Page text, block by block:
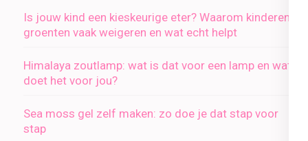
Is jouw kind een kieskeurige eter? Waarom kinderen
groenten vaak weigeren en wat echt helpt
Himalaya zoutlamp: wat is dat voor een lamp en wat
doet het voor jou?
Sea moss gel zelf maken: zo doe je dat stap voor
stap